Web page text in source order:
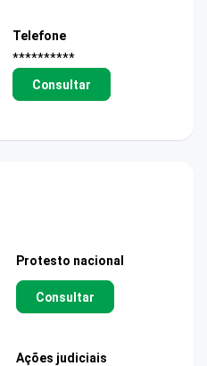
Telefone
**********
Consultar
Protesto nacional
Consultar
Ações judiciais